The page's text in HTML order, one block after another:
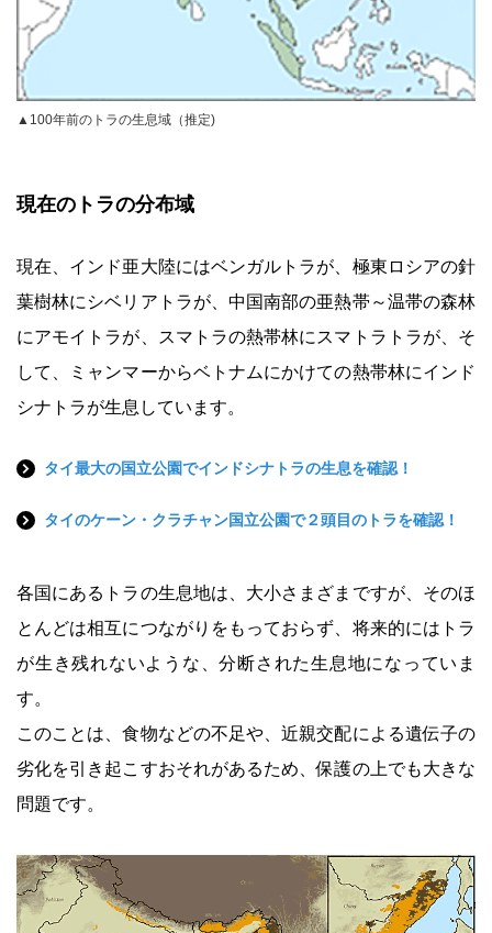
▲100年前のトラの生息域（推定)
現在のトラの分布域
現在、インド亜大陸にはベンガルトラが、極東ロシアの針
葉樹林にシベリアトラが、中国南部の亜熱帯～温帯の森林
にアモイトラが、スマトラの熱帯林にスマトラトラが、そ
して、ミャンマーからベトナムにかけての熱帯林にインド
シナトラが生息しています。
タイ最大の国立公園でインドシナトラの生息を確認！
タイのケーン・クラチャン国立公園で２頭目のトラを確認！
各国にあるトラの生息地は、大小さまざまですが、そのほ
とんどは相互につながりをもっておらず、将来的にはトラ
が生き残れないような、分断された生息地になっていま
す。
このことは、食物などの不足や、近親交配による遺伝子の
劣化を引き起こすおそれがあるため、保護の上でも大きな
問題です。